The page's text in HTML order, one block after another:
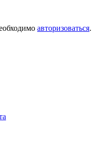
авторизоваться.